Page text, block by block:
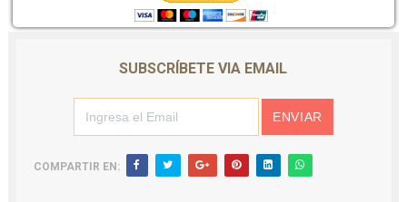
SUBSCRÍBETE VIA EMAIL
COMPARTIR EN: